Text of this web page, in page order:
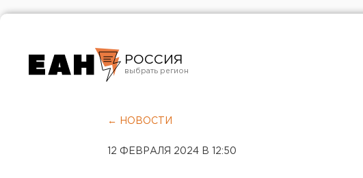
РОССИЯ
Челябинск
← НОВОСТИ
12 ФЕВРАЛЯ 2024 В 12:50